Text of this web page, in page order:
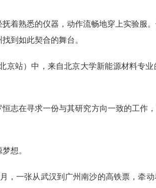
熟悉的仪器，动作流畅地穿上实验服
到如此契合的舞台。
站）中，来自北京大学新能源材料专
在寻求一份与其研究方向一致的工作
源梦想。
一张从武汉到广州南沙的高铁票，牵动